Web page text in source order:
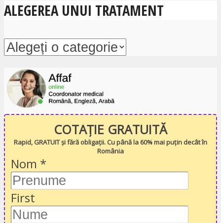
ALEGEREA UNUI TRATAMENT
COTAȚIE GRATUITĂ
Rapid, GRATUIT și fără obligații. Cu până la 60% mai puțin decât în
România
Nom *
First